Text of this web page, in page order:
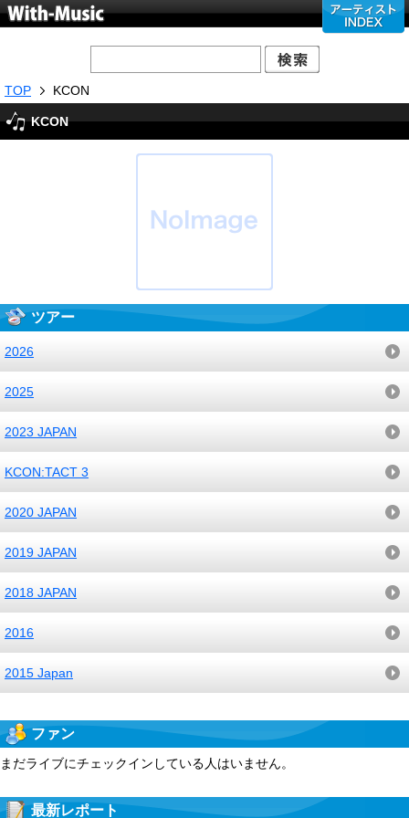
TOP KCON
KCON
ツアー
2026
2025
2023 JAPAN
KCON:TACT 3
2020 JAPAN
2019 JAPAN
2018 JAPAN
2016
2015 Japan
ファン
まだライブにチェックインしている人はいません。
最新レポート